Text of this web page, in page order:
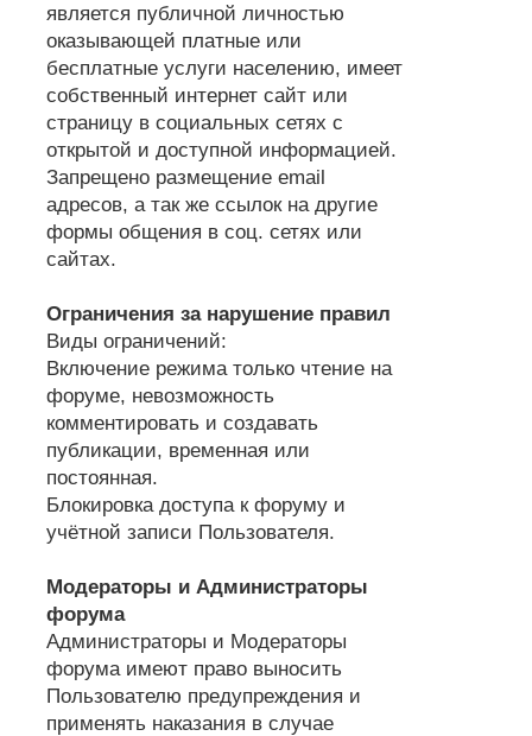
является публичной личностью
оказывающей платные или
бесплатные услуги населению, имеет
собственный интернет сайт или
страницу в социальных сетях с
открытой и доступной информацией.
Запрещено размещение email
адресов, а так же ссылок на другие
формы общения в соц. сетях или
сайтах.
Ограничения за нарушение правил
Виды ограничений:
Включение режима только чтение на
форуме, невозможность
комментировать и создавать
публикации, временная или
постоянная.
Блокировка доступа к форуму и
учётной записи Пользователя.
Модераторы и Администраторы
форума
Администраторы и Модераторы
форума имеют право выносить
Пользователю предупреждения и
применять наказания в случае